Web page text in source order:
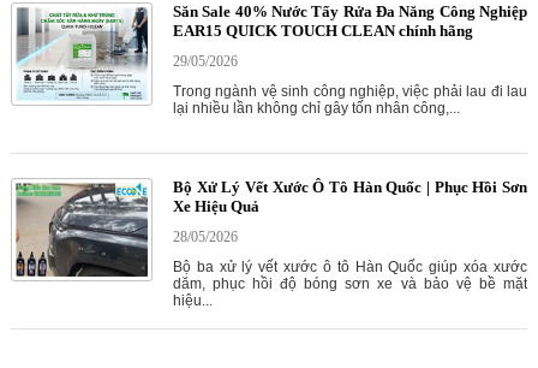
Săn Sale 40% Nước Tẩy Rửa Đa Năng Công Nghiệp
EAR15 QUICK TOUCH CLEAN chính hãng
29/05/2026
Trong ngành vệ sinh công nghiệp, việc phải lau đi lau
lại nhiều lần không chỉ gây tốn nhân công,...
Bộ Xử Lý Vết Xước Ô Tô Hàn Quốc | Phục Hồi Sơn
Xe Hiệu Quả
28/05/2026
Bộ ba xử lý vết xước ô tô Hàn Quốc giúp xóa xước
dăm, phục hồi độ bóng sơn xe và bảo vệ bề mặt
hiệu...